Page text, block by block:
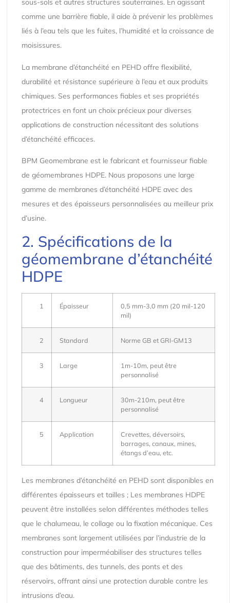
sous-sols et autres structures souterraines. En agissant
comme une barrière fiable, il aide à prévenir les problèmes
liés à l’eau tels que les fuites, l’humidité et la croissance de
moisissures.
La membrane d’étanchéité en PEHD offre flexibilité,
durabilité et résistance supérieure à l’eau et aux produits
chimiques. Ses performances fiables et ses propriétés
protectrices en font un choix précieux pour diverses
applications de construction nécessitant des solutions
d’étanchéité efficaces.
BPM Geomembrane est le fabricant et fournisseur fiable
de géomembranes HDPE. Nous proposons une large
gamme de membranes d’étanchéité HDPE avec des
mesures et des épaisseurs personnalisées au meilleur prix
d’usine.
2. Spécifications de la
géomembrane d’étanchéité
HDPE
1 Épaisseur
0,5 mm-3,0 mm (20 mil-120
mil)
2 Standard Norme GB et GRI-GM13
3 Large
1m-10m, peut être
personnalisé
4 Longueur
30m-210m, peut être
personnalisé
5 Application
Crevettes, déversoirs,
barrages, canaux, mines,
étangs d’eau, etc.
Les membranes d’étanchéité en PEHD sont disponibles en
différentes épaisseurs et tailles ; Les membranes HDPE
peuvent être installées selon différentes méthodes telles
que le chalumeau, le collage ou la fixation mécanique. Ces
membranes sont largement utilisées par l’industrie de la
construction pour imperméabiliser des structures telles
que des bâtiments, des tunnels, des ponts et des
réservoirs, offrant ainsi une protection durable contre les
intrusions d’eau.